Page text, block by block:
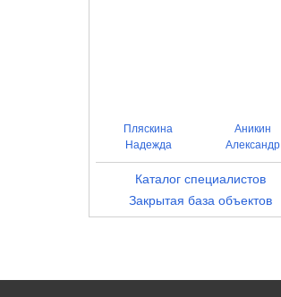
Пляскина
Надежда
Аникин
Александр
Каталог специалистов
Закрытая база объектов